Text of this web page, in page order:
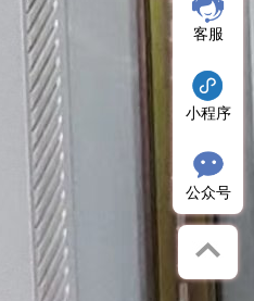
客服
小程序
公众号